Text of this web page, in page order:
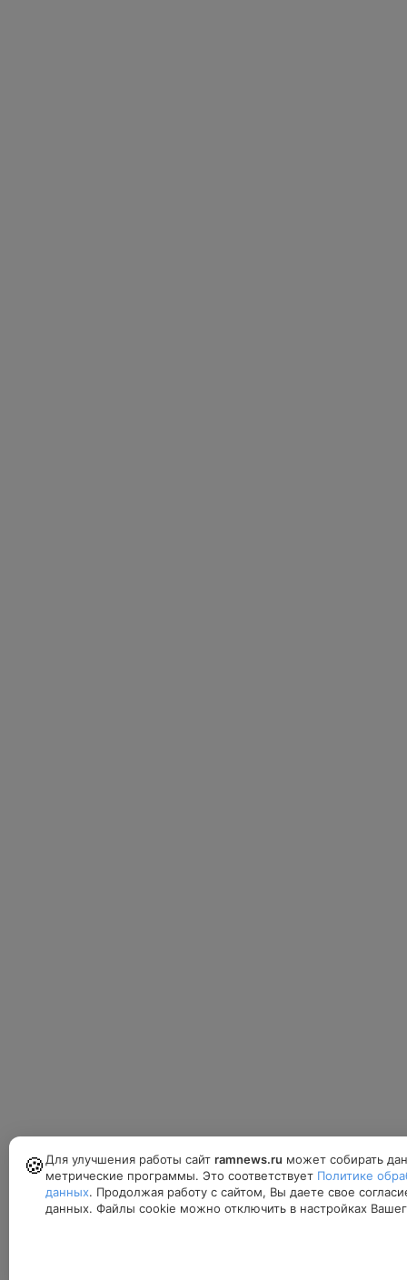
🍪 Для улучшения работы сайт ramnews.ru может собирать
метрические программы. Это соответствует Политике
данных. Продолжая работу с сайтом, Вы даете свое
данных. Файлы cookie можно отключить в настройках